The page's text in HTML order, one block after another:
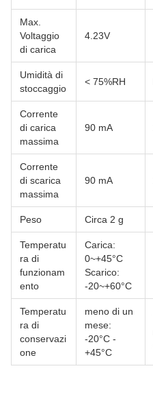
Max.
Voltaggio
di carica
4.23V
Umidità di
stoccaggio
< 75%RH
Corrente
di carica
massima
90 mA
Corrente
di scarica
massima
90 mA
Peso Circa 2 g
Temperatu
ra di
funzionam
ento
Carica:
0~+45°C
Scarico:
-20~+60°C
Temperatu
ra di
conservazi
one
meno di un
mese:
-20°C -
+45°C